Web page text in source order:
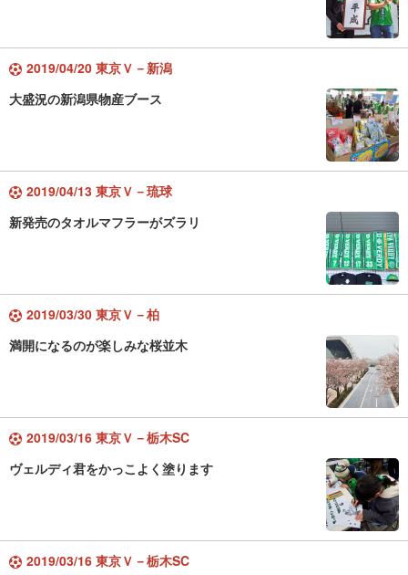
2019/04/20 東京Ｖ－新潟
大盛況の新潟県物産ブース
2019/04/13 東京Ｖ－琉球
新発売のタオルマフラーがズラリ
2019/03/30 東京Ｖ－柏
満開になるのが楽しみな桜並木
2019/03/16 東京Ｖ－栃木SC
ヴェルディ君をかっこよく塗ります
2019/03/16 東京Ｖ－栃木SC